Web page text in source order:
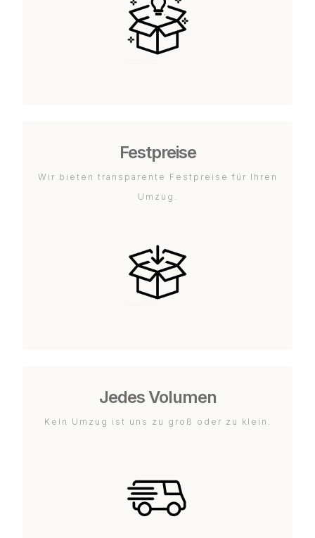
Festpreise
Wir bieten transparente Festpreise für Ihren
Umzug.
Jedes Volumen
Kein Umzug ist uns zu groß oder zu klein.